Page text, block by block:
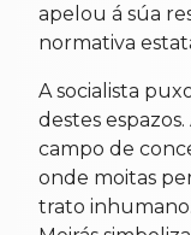
apelou á súa
normativa
A socialista
destes
campo de
onde moitas
trato